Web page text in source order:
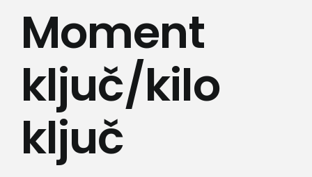
Svi proizvodi
Moment
ključ/kilo
ključ